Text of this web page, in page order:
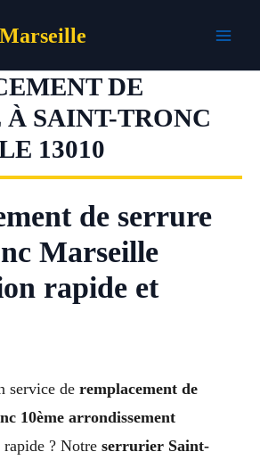
DE
À SAINT-TRONC
13010
de serrure
Marseille
rapide et
service de remplacement de
10ème arrondissement
? Notre serrurier Saint-